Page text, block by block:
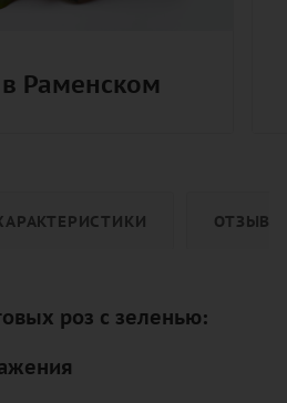
Раменском
ОТЗЫВЫ
роз с зеленью: